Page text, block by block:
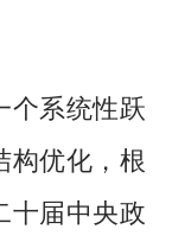
系统性跃
构优化，根
十届中央政